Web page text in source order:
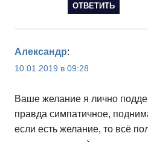
ОТВЕТИТЬ
Александр:
10.01.2019 в 09:28
Ваше желание я лично
правда симпатичное,
если есть желание, то всё